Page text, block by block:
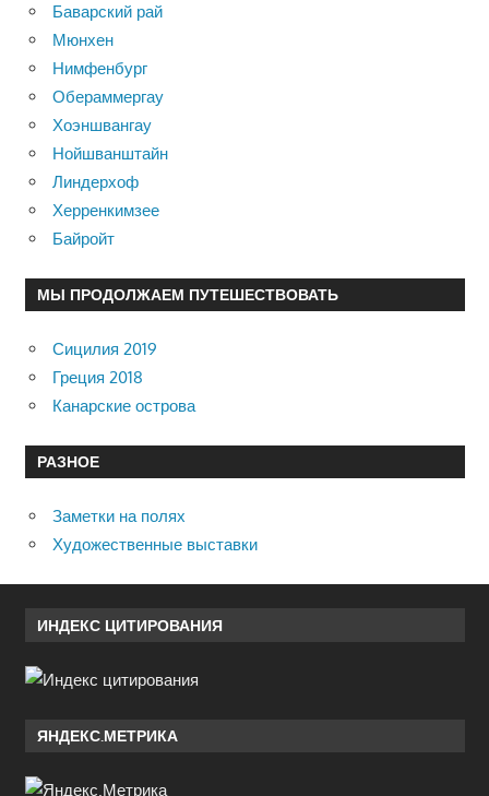
Баварский рай
Мюнхен
Нимфенбург
Обераммергау
Хоэншвангау
Нойшванштайн
Линдерхоф
Херренкимзее
Байройт
МЫ ПРОДОЛЖАЕМ ПУТЕШЕСТВОВАТЬ
Сицилия 2019
Греция 2018
Канарские острова
РАЗНОЕ
Заметки на полях
Художественные выставки
ИНДЕКС ЦИТИРОВАНИЯ
ЯНДЕКС.МЕТРИКА